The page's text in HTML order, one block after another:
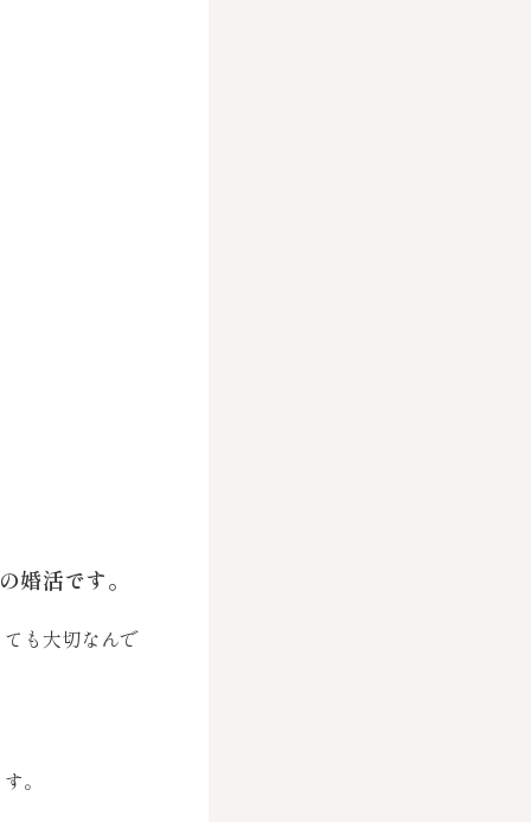
婚活です。
も大切なんで
。